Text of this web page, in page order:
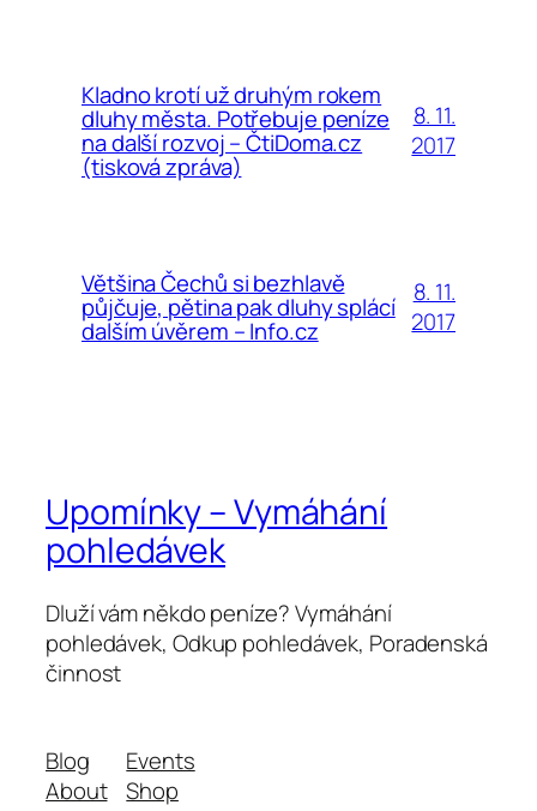
Kladno krotí už druhým rokem
dluhy města. Potřebuje peníze
na další rozvoj – ČtiDoma.cz
(tisková zpráva)
8. 11.
2017
Většina Čechů si bezhlavě
půjčuje, pětina pak dluhy splácí
dalším úvěrem – Info.cz
8. 11.
2017
Upomínky – Vymáhání
pohledávek
Dluží vám někdo peníze? Vymáhání
pohledávek, Odkup pohledávek, Poradenská
činnost
Blog
About
Events
Shop